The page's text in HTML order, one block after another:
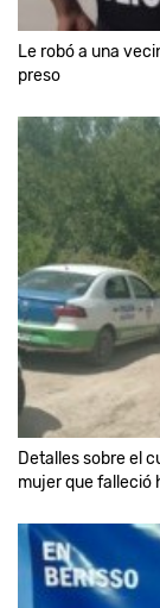
Le robó a una
preso
Detalles sobre el
mujer que falleció